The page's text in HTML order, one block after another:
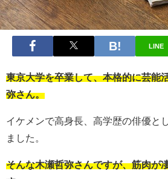
LINE
東京大学を卒業して、本格的に芸能
弥さん。
イケメンで高身長、高学歴の俳優と
ました。
そんな木瀬哲弥さんですが、筋肉が